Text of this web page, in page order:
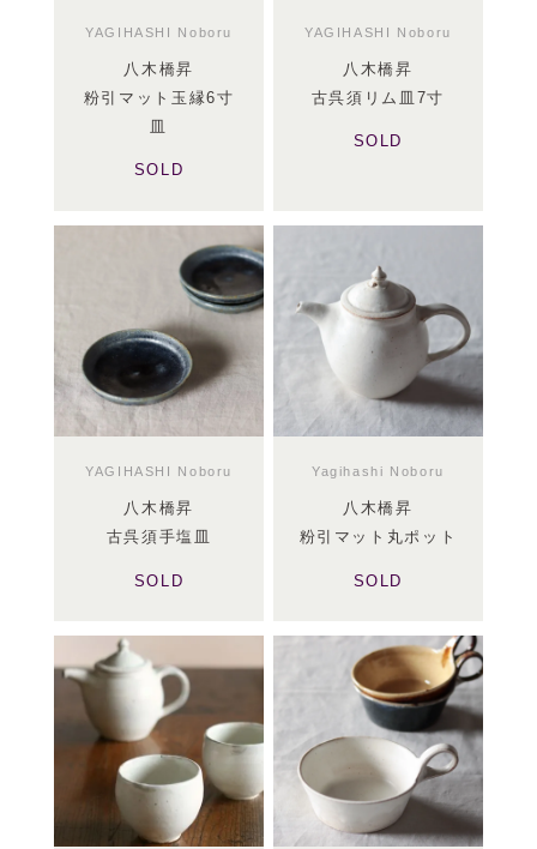
YAGIHASHI Noboru
八木橋昇
粉引マット玉縁6寸
皿
SOLD
YAGIHASHI Noboru
八木橋昇
古呉須リム皿7寸
SOLD
YAGIHASHI Noboru
八木橋昇
古呉須手塩皿
SOLD
Yagihashi Noboru
八木橋昇
粉引マット丸ポット
SOLD